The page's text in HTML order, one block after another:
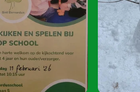
Peuters van 2
harte welkom
oktober 2026.
Speel je mee?